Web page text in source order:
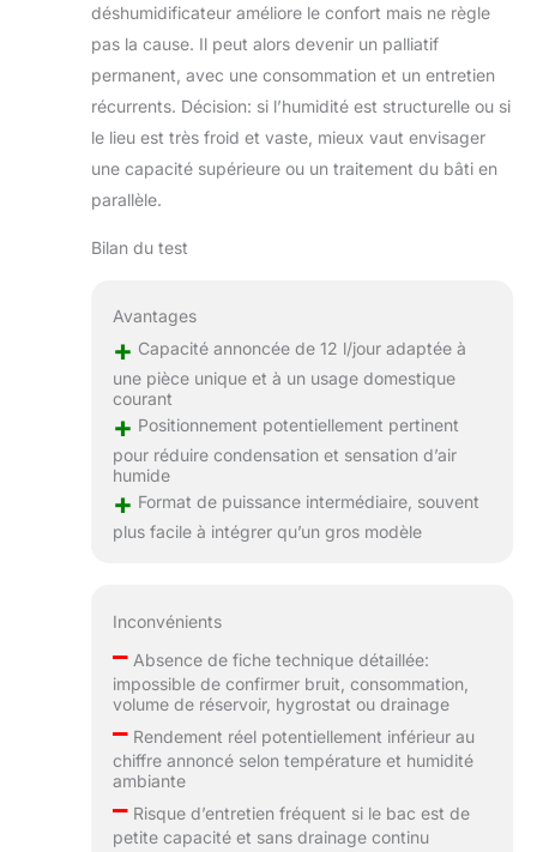
déshumidificateur améliore le confort mais ne règle
pas la cause. Il peut alors devenir un palliatif
permanent, avec une consommation et un entretien
récurrents. Décision: si l’humidité est structurelle ou si
le lieu est très froid et vaste, mieux vaut envisager
une capacité supérieure ou un traitement du bâti en
parallèle.
Bilan du test
Avantages
+ Capacité annoncée de 12 l/jour adaptée à
une pièce unique et à un usage domestique
courant
+ Positionnement potentiellement pertinent
pour réduire condensation et sensation d’air
humide
+ Format de puissance intermédiaire, souvent
plus facile à intégrer qu’un gros modèle
Inconvénients
–Absence de fiche technique détaillée:
impossible de confirmer bruit, consommation,
volume de réservoir, hygrostat ou drainage
–Rendement réel potentiellement inférieur au
chiffre annoncé selon température et humidité
ambiante
–Risque d’entretien fréquent si le bac est de
petite capacité et sans drainage continu